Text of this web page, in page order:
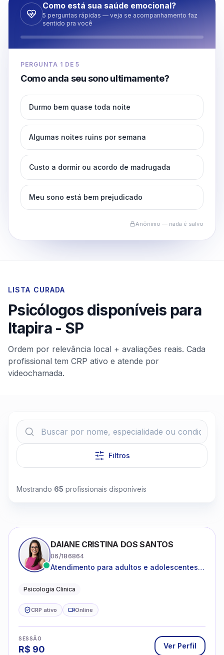
Como está sua saúde emocional?
5 perguntas rápidas — veja se acompanhamento faz
sentido pra você
PERGUNTA 1 DE5
Como anda seu sono ultimamente?
Durmo bem quase toda noite
Algumas noites ruins por semana
Custo a dormir ou acordo de madrugada
Meu sono está bem prejudicado
Anônimo — nada é salvo
LISTA CURADA
Psicólogos disponíveis para
Itapira- SP
Ordem por relevância local + avaliações reais. Cada
profissional tem CRP ativo e atende por
videochamada.
Filtros
Mostrando 65 profissionais disponíveis
DAIANE CRISTINA DOS SANTOS
06/186864
Atendimento para adultos e adolescentes a
Psicologia Clinica
CRP ativo Online
SESSÃO
R$ 90 Ver Perfil